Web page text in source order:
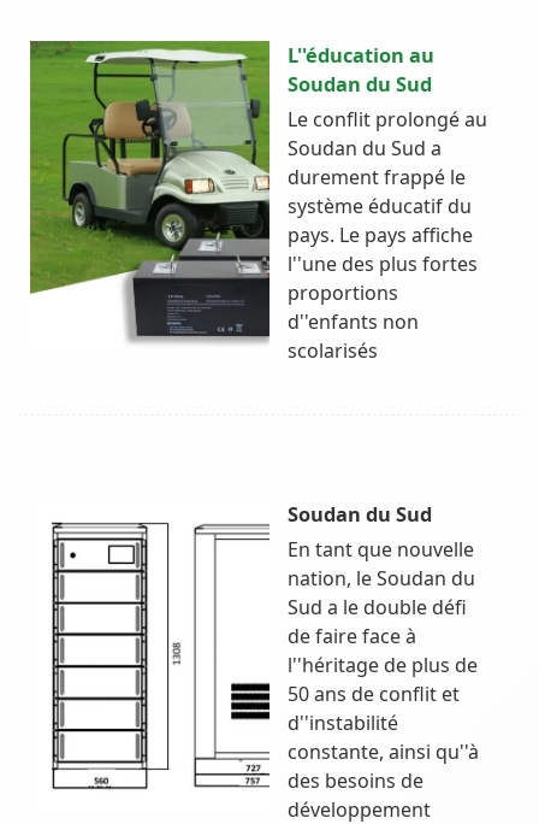
L''éducation au
Soudan du Sud
Le conflit prolongé au
Soudan du Sud a
durement frappé le
système éducatif du
pays. Le pays affiche
l''une des plus fortes
proportions
d''enfants non
scolarisés
Soudan du Sud
En tant que nouvelle
nation, le Soudan du
Sud a le double défi
de faire face à
l''héritage de plus de
50 ans de conflit et
d''instabilité
constante, ainsi qu''à
des besoins de
développement